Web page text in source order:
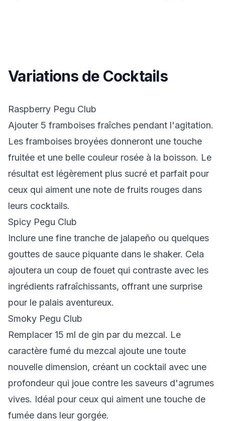
Variations de Cocktails
Raspberry Pegu Club
Ajouter 5 framboises fraîches pendant l'agitation.
Les framboises broyées donneront une touche
fruitée et une belle couleur rosée à la boisson. Le
résultat est légèrement plus sucré et parfait pour
ceux qui aiment une note de fruits rouges dans
leurs cocktails.
Spicy Pegu Club
Inclure une fine tranche de jalapeño ou quelques
gouttes de sauce piquante dans le shaker. Cela
ajoutera un coup de fouet qui contraste avec les
ingrédients rafraîchissants, offrant une surprise
pour le palais aventureux.
Smoky Pegu Club
Remplacer 15 ml de gin par du mezcal. Le
caractère fumé du mezcal ajoute une toute
nouvelle dimension, créant un cocktail avec une
profondeur qui joue contre les saveurs d'agrumes
vives. Idéal pour ceux qui aiment une touche de
fumée dans leur gorgée.